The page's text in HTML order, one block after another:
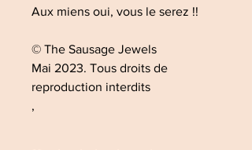
Aux miens oui, vous le serez !!
© The Sausage Jewels
Mai 2023. Tous droits de
reproduction interdits
,